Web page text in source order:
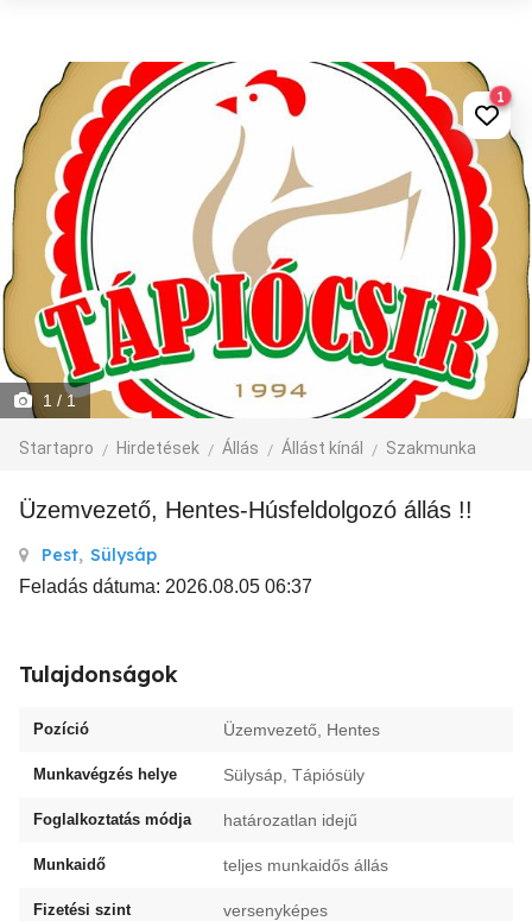
1 / 1
Startapro Hirdetések Állás Állást kínál Szakmunka
1
Üzemvezető, Hentes-Húsfeldolgozó állás !!
Pest, Sülysáp
Feladás dátuma: 2026.08.05 06:37
Tulajdonságok
Pozíció Üzemvezető, Hentes
Munkavégzés helye Sülysáp, Tápiósüly
Foglalkoztatás módja határozatlan idejű
Munkaidő teljes munkaidős állás
Fizetési szint versenyképes